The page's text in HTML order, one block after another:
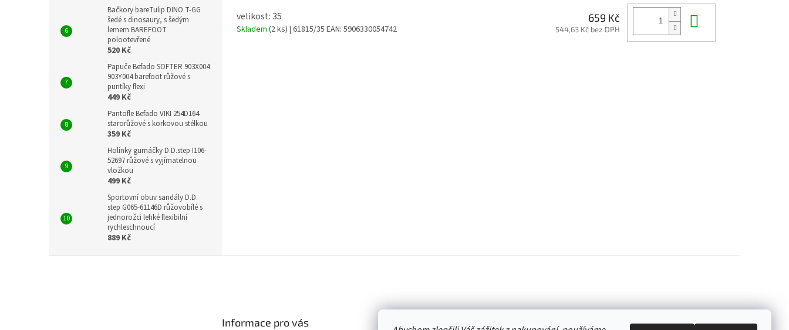
Bačkory bareTulip DINO T-GG
šedé s dinosaury, s šedým
lemem BAREFOOT
polootevřené
520 Kč
Papuče Befado SOFTER 903X004
903Y004 barefoot růžové s
puntíky flexi
449 Kč
Pantofle Befado VIKI 254D164
starorůžové s korkovou stélkou
359 Kč
Holínky gumáčky D.D.step I106-
52697 růžové s vyjímatelnou
vložkou
499 Kč
Sportovní obuv sandály D.D.
step G065-61146D růžovobílé s
jednorožci lehké flexibilní
rychleschnoucí
889 Kč
velikost: 35
Skladem (2 ks) | 61815/35 EAN: 5906330054742
659 Kč
544,63 Kč bez DPH
Informace pro vás